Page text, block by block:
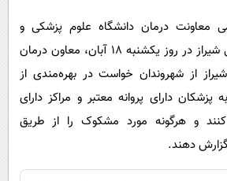
معاونت درمان دانشگاه علوم پزشکی و
خدمات بهداشتی درمانی شیراز در روز یکشنبه ۱۸ آبان، معاون درمان
از شهروندان خواست در بهره‌مندی از
دارای پروانه معتبر و مراکز دارای
و هرگونه مورد مشکوک را از طریق